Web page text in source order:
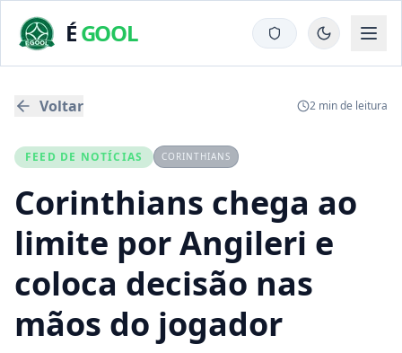
ÉGOOL
Voltar 2 min de leitura
FEED DE NOTÍCIAS CORINTHIANS
Corinthians chega ao
limite por Angileri e
coloca decisão nas
mãos do jogador